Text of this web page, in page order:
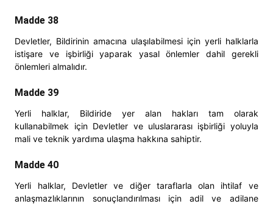
Madde 38
Devletler, Bildirinin amacına ulaşılabilmesi için yerli halklarla
istişare ve işbirliği yaparak yasal önlemler dahil gerekli
önlemleri almalıdır.
Madde 39
Yerli halklar, Bildiride yer alan hakları tam olarak
kullanabilmek için Devletler ve uluslararası işbirliği yoluyla
mali ve teknik yardıma ulaşma hakkına sahiptir.
Madde 40
Yerli halklar, Devletler ve diğer taraflarla olan ihtilaf ve
anlaşmazlıklarının sonuçlandırılması için adil ve adilane